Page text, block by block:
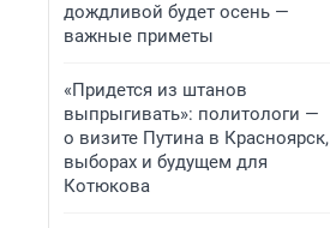
дождливой будет осень —
важные приметы
«Придется из штанов
выпрыгивать»: политологи —
о визите Путина в Красноярск,
выборах и будущем для
Котюкова